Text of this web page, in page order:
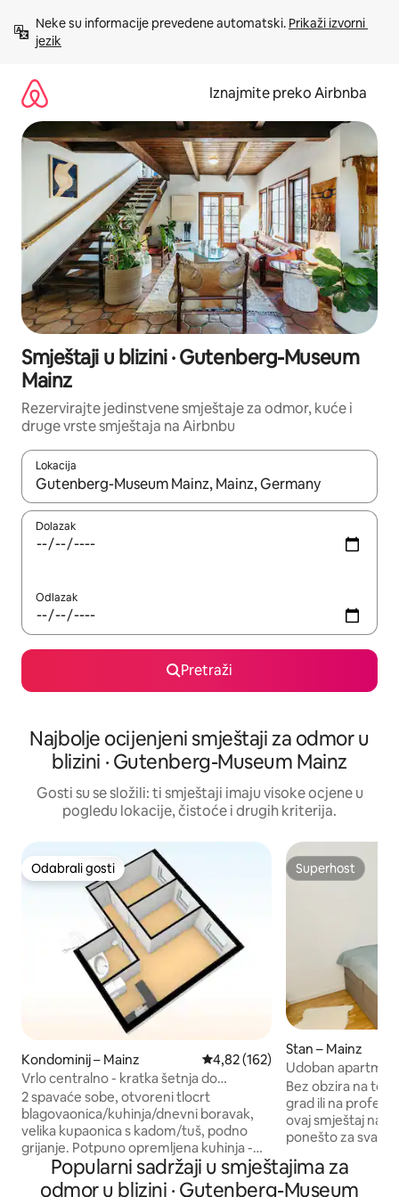
sadržaj
Neke su informacije prevedene automatski. Prikaži izvorni
jezik
Iznajmite preko Airbnba
Smještaji u blizini · Gutenberg-Museum
Mainz
Rezervirajte jedinstvene smještaje za odmor, kuće i
druge vrste smještaja na Airbnbu
Lokacija
Kada budu dostupni rezultati, moći ćete ih pregledati
Dolazak
Odlazak
Pretraži
Najbolje ocijenjeni smještaji za odmor u
blizini · Gutenberg-Museum Mainz
Gosti su se složili: ti smještaji imaju visoke ocjene u
pogledu lokacije, čistoće i drugih kriterija.
Odabrali gosti
Odabrali gosti
Kondominij – Mainz Prosječna ocjena: 4,82/5,
4,82 (162)
Vrlo centralno - kratka šetnja do
željezničke stanice
2 spavaće sobe, otvoreni tlocrt
blagovaonica/kuhinja/dnevni boravak,
velika kupaonica s kadom/tuš, podno
grijanje. Potpuno opremljena kuhinja -
perilica/sušilica. Pješačka udaljenost do
glavne željezničke stanice (3 bloka), sve
Superhost
Superhost
Stan – Mainz
Udoban apartman
Bez obzira na to
grad ili na
ovaj smještaj na
ponešto za svakoga Jedva da
nadohvat ruke, a
impozantnom
Popularni sadržaji u smještajima za
odmor u blizini · Gutenberg-Museum